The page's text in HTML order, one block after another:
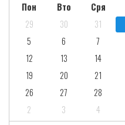
Пон
Вто Сря
29
30 31
5
6 7
12
13 14
19
20 21
26
27 28
2
3 4